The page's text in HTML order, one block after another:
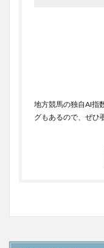
地方競馬の独自AI指
グもあるので、ぜひ